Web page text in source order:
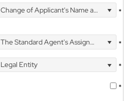
Change of Applicant's Name and Address *
The Standard Agent's Assignment
*
Legal Entity
*
*